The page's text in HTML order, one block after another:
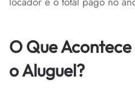
O Que
o Aluguel?